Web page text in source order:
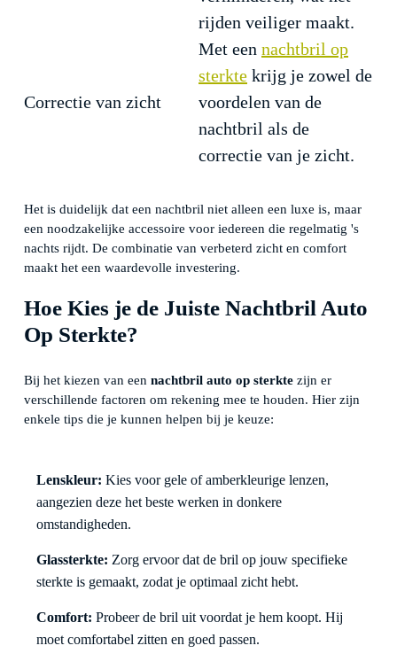
rijden veiliger maakt.
Correctie van zicht
Met een nachtbril op
sterkte krijg je zowel de
voordelen van de
nachtbril als de
correctie van je zicht.
Het is duidelijk dat een nachtbril niet alleen een luxe is, maar
een noodzakelijke accessoire voor iedereen die regelmatig 's
nachts rijdt. De combinatie van verbeterd zicht en comfort
maakt het een waardevolle investering.
Hoe Kies je de Juiste Nachtbril Auto
Op Sterkte?
Bij het kiezen van een nachtbril auto op sterkte zijn er
verschillende factoren om rekening mee te houden. Hier zijn
enkele tips die je kunnen helpen bij je keuze:
Lenskleur: Kies voor gele of amberkleurige lenzen,
aangezien deze het beste werken in donkere
omstandigheden.
Glassterkte: Zorg ervoor dat de bril op jouw specifieke
sterkte is gemaakt, zodat je optimaal zicht hebt.
Comfort: Probeer de bril uit voordat je hem koopt. Hij
moet comfortabel zitten en goed passen.